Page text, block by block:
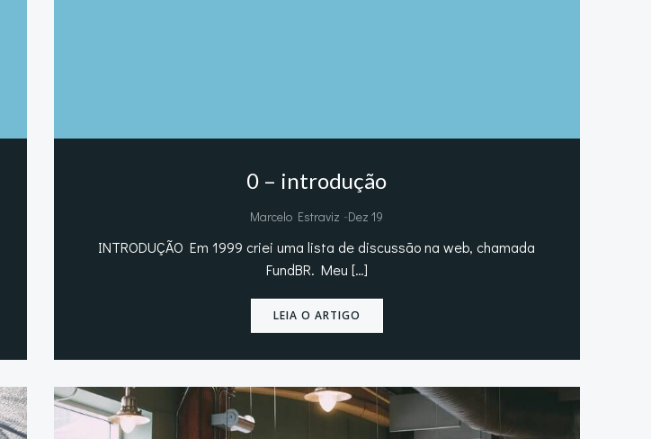
0 – introdução
Marcelo Estraviz -Dez 19
INTRODUÇÃO Em 1999 criei uma lista de discussão na web, chamada
FundBR. Meu […]
LEIA O ARTIGO